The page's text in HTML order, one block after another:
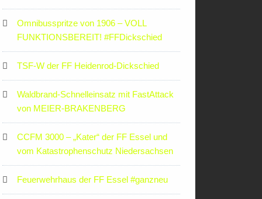
Omnibusspritze von 1906 – VOLL
FUNKTIONSBEREIT! #FFDickschied
TSF-W der FF Heidenrod-Dickschied
Waldbrand-Schnelleinsatz mit FastAttack
von MEIER-BRAKENBERG
CCFM 3000 – „Kater“ der FF Essel und
vom Katastrophenschutz Niedersachsen
Feuerwehrhaus der FF Essel #ganzneu